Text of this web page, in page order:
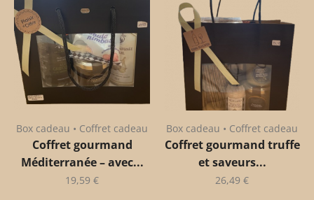
Box cadeau • Coffret cadeau
Coffret gourmand
Méditerranée – avec...
19,59 €
Box cadeau • Coffret cadeau
Coffret gourmand truffe
et saveurs...
26,49 €